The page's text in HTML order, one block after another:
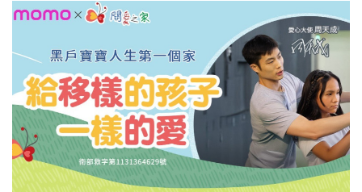
一次的揮拍力道、微笑都非常非常準確。當天所有的小朋友
幾乎都是第一次打羽毛球，在指導小朋友打羽球的時候，親
切又專業！影片在這裡導演｜蔡佳璇 演員｜
@tienchenchou & 關愛之家場地｜海龍王羽球學苑 特別感
謝：@repairment123 @yonex.taiwan 贈送球具與支援拍
攝。